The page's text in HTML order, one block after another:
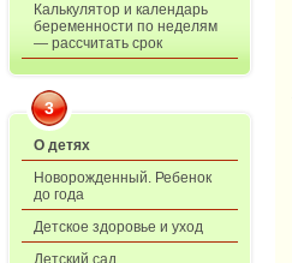
Калькулятор и календарь
беременности по неделям
— рассчитать срок
3
О детях
Новорожденный. Ребенок
до года
Детское здоровье и уход
Детский сад